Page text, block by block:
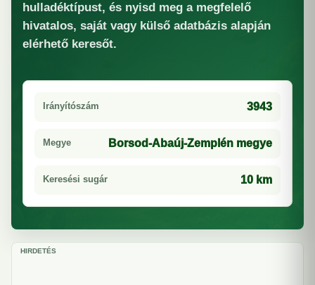
hulladéktípust, és nyisd meg a megfelelő
hivatalos, saját vagy külső adatbázis alapján
elérhető keresőt.
Irányítószám 3943
Megye Borsod-Abaúj-Zemplén megye
Keresési sugár 10 km
HIRDETÉS